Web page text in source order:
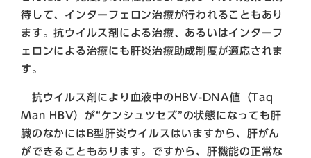
待して、インターフェロン治療が行われることもあり
ます。抗ウイルス剤による治療、あるいはインターフ
ェロンによる治療にも肝炎治療助成制度が適応されま
す。
抗ウイルス剤により血液中のHBV-DNA値（Taq
Man HBV）が“ケンシュツセズ”の状態になっても肝
臓のなかにはB型肝炎ウイルスはいますから、肝がん
ができることもあります。ですから、肝機能の正常な